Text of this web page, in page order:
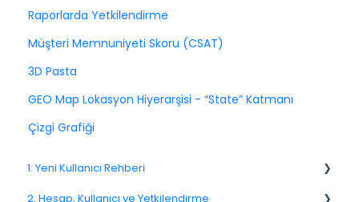
Raporlarda Yetkilendirme
Müşteri Memnuniyeti Skoru (CSAT)
3D Pasta
GEO Map Lokasyon Hiyerarşisi - “State” Katmanı
Çizgi Grafiği
1. Yeni Kullanıcı Rehberi
1.1. Platforma Genel Bakış
2. Hesap, Kullanıcı ve Yetkilendirme